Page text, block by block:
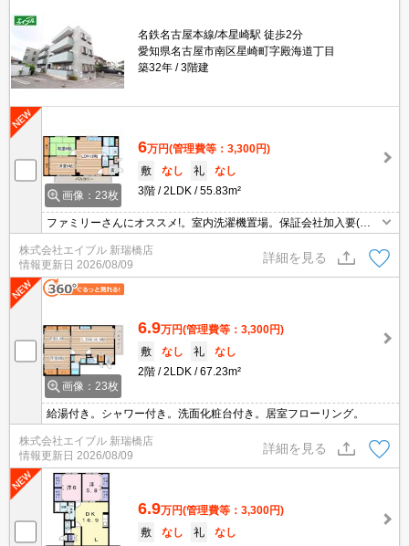
名鉄名古屋本線/本星崎駅 徒歩2分
愛知県名古屋市南区星崎町字殿海道丁目
築32年
3階建
画像：23枚
6万円(管理費等：3,300円)
敷
なし 礼
なし
3階
2LDK 55.83m²
ファミリーさんにオススメ!。室内洗濯機置場。保証会社加入要(初
回22,000円、月次保証料2.2%)。バス・トイレ別。クローゼット
付。
株式会社エイブル 新瑞橋店
情報更新日 2026/08/09
詳細を見る
画像：23枚
6.9万円(管理費等：3,300円)
敷
なし 礼
なし
2階
2LDK 67.23m²
給湯付き。シャワー付き。洗面化粧台付き。居室フローリング。
株式会社エイブル 新瑞橋店
情報更新日 2026/08/09
詳細を見る
6.9万円(管理費等：3,300円)
敷
なし 礼
なし